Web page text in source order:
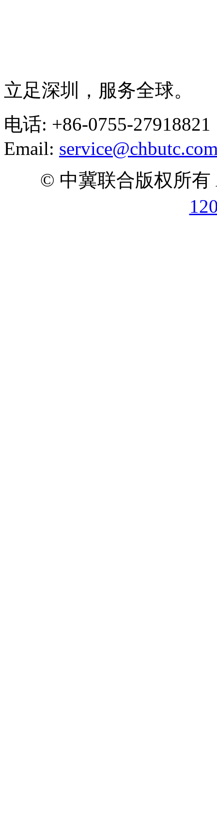
立足深圳，服务全球。
电话: +86-0755-27918821
Email:
© 中冀联合版权所有